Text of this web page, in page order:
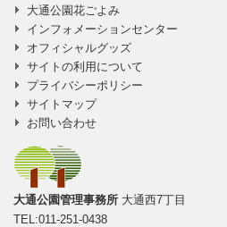
大通公園花ごよみ
インフォメーションセンター
オフィシャルグッズ
サイトの利用について
プライバシーポリシー
サイトマップ
お問い合わせ
大通公園管理事務所 大通西7丁目
TEL:011-251-0438